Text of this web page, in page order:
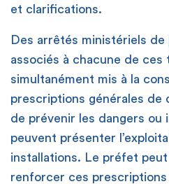
et clarifications.
Des arrêtés ministériels
associés à chacune de
simultanément mis à la
prescriptions générales
de prévenir les dangers ou
peuvent présenter
installations. Le préfet
renforcer ces prescriptions